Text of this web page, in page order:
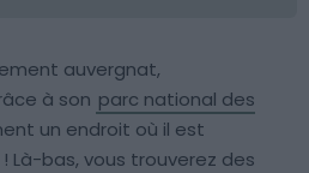
auvergnat,
à son parc national des
un endroit où il est
Là-bas, vous trouverez des